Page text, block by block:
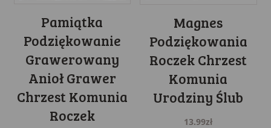
Pamiątka
Podziękowanie
Grawerowany
Anioł Grawer
Chrzest Komunia
Roczek
Magnes
Podziękowania
Roczek Chrzest
Komunia
Urodziny Ślub
13.99zł